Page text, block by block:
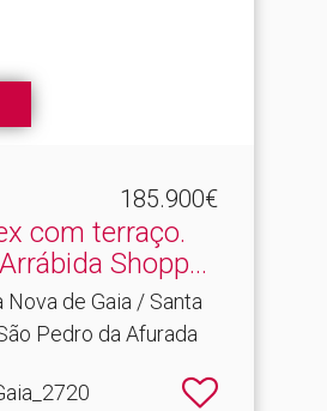
185.900€
com terraço.​
Shopp...
de Gaia / Santa
Pedro da Afurada